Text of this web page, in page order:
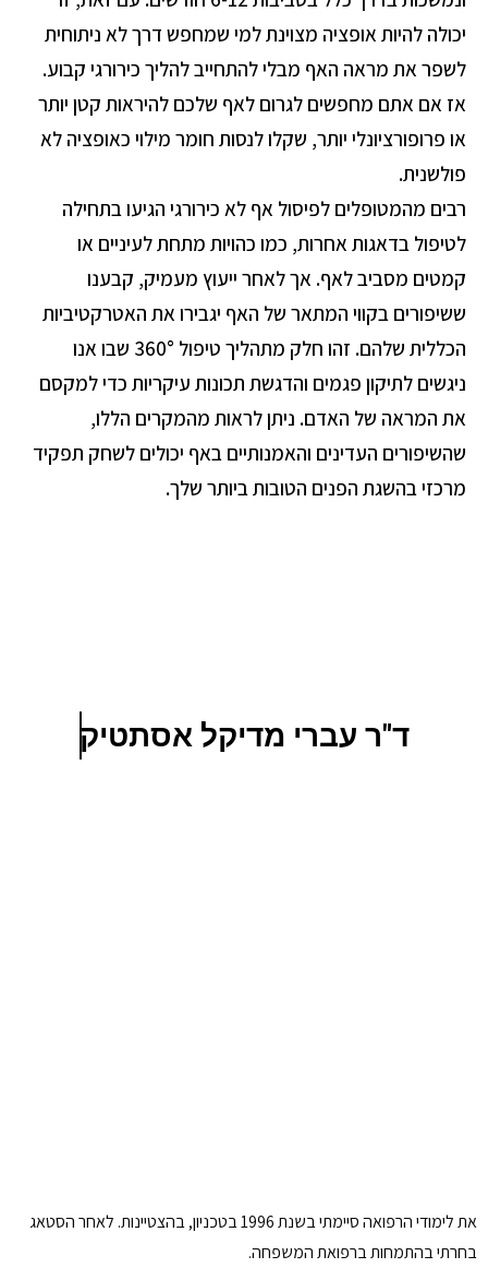
יכולה להיות אופציה מצוינת למי שמחפש דרך לא ניתוחית
לשפר את מראה האף מבלי להתחייב להליך כירורגי קבוע.
אז אם אתם מחפשים לגרום לאף שלכם להיראות קטן יותר
או פרופורציונלי יותר, שקלו לנסות חומר מילוי כאופציה לא
פולשנית.
רבים מהמטופלים לפיסול אף לא כירורגי הגיעו בתחילה
לטיפול בדאגות אחרות, כמו כהויות מתחת לעיניים או
קמטים מסביב לאף. אך לאחר ייעוץ מעמיק, קבענו
ששיפורים בקווי המתאר של האף יגבירו את האטרקטיביות
הכללית שלהם. זהו חלק מתהליך טיפול 360° שבו אנו
ניגשים לתיקון פגמים והדגשת תכונות עיקריות כדי למקסם
את המראה של האדם. ניתן לראות מהמקרים הללו,
שהשיפורים העדינים והאמנותיים באף יכולים לשחק תפקיד
מרכזי בהשגת הפנים הטובות ביותר שלך.
ד"ר עברי מדיקל אסתטיק
את לימודי הרפואה סיימתי בשנת 1996 בטכניון, בהצטיינות. לאחר הסטאג
בחרתי בהתמחות ברפואת המשפחה.